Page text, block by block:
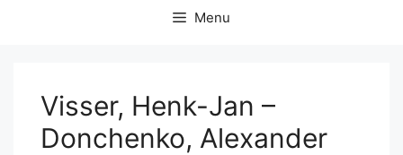
Menu
Visser, Henk-Jan –
Donchenko, Alexander